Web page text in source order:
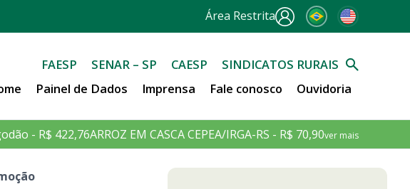
Área Restrita
FAESP SENAR – SP CAESP
SINDICATOS RURAIS
Painel de Dados Imprensa Fale conosco Ouvidoria
- R$ 422,76ARROZ EM CASCA CEPEA/IRGA-RS - R$ 70,90ver mais